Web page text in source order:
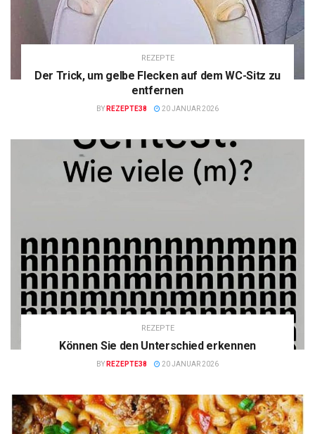
REZEPTE
Der Trick, um gelbe Flecken auf dem WC-Sitz zu
entfernen
BY REZEPTE38 20 JANUAR 2026
REZEPTE
Können Sie den Unterschied erkennen
BY REZEPTE38 20 JANUAR 2026